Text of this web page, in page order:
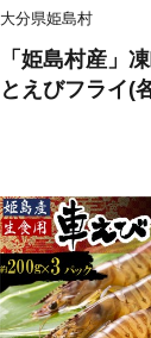
大分県姫島村
「姫島村産」
とえびフライ(